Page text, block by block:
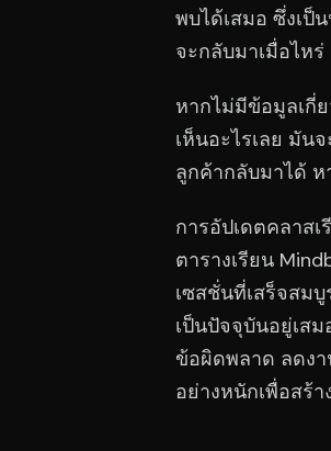
พบได้เสมอ ซึ่งเป็
จะกลับมาเมื่อไห
หากไม่มีข้อมูลเกี่
เห็นอะไรเลย มัน
ลูกค้ากลับมาได้
การอัปเดตคลาส
ตารางเรียน
เซสชั่นที่เสร็จสม
เป็นปัจจุบันอยู่เส
ข้อผิดพลาด ลดง
อย่างหนักเพื่อสร้